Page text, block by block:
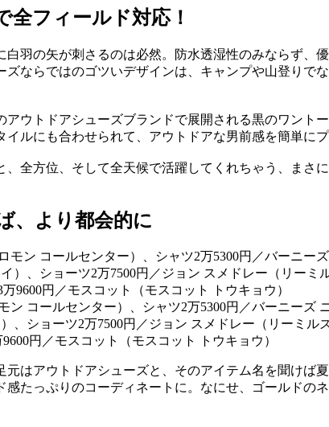
全フィールド対応！
羽の矢が刺さるのは必然。防水透湿性のみならず
ならではのゴツいデザインは、キャンプや山登り
ウトドアシューズブランドで展開される黒のワン
ルにも合わせられて、アウトドアな男前感を簡単に
全方位、そして全天候で活躍してくれちゃう、まさ
、より都会的に
ン コールセンター）、シャツ2万5300円／バーニー
、ショーツ2万7500円／ジョン スメドレー（リーミ
円／モスコット（モスコット トウキョウ）
はアウトドアシューズと、そのアイテム名を聞け
たっぷりのコーディネートに。なにせ、ゴールドの